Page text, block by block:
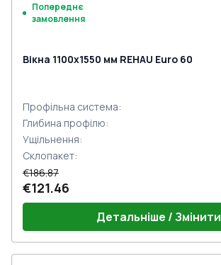
Попереднє
замовлення
Вікна 1100x1550 мм REHAU Euro 60
Профільна система:
Глибина профілю:
Ущільнення:
Склопакет:
€186.87
€121.46
Детальніше / Змінити